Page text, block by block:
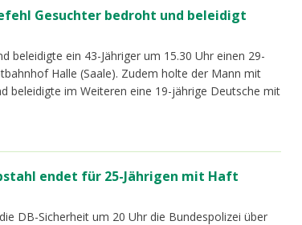
Gesuchter bedroht und beleidigt
beleidigte ein 43-Jähriger um 15.30 Uhr einen 29-
Halle (Saale). Zudem holte der Mann mit
beleidigte im Weiteren eine 19-jährige Deutsche mit
endet für 25-Jährigen mit Haft
DB-Sicherheit um 20 Uhr die Bundespolizei über